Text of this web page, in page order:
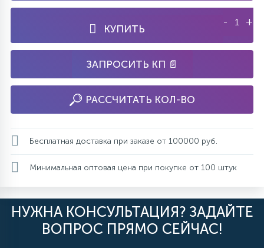
КУПИТЬ
- +
ЗАПРОСИТЬ КП 📄
РАССЧИТАТЬ КОЛ-ВО
Бесплатная доставка при заказе от 100000 руб.
Минимальная оптовая цена при покупке от 100 штук
НУЖНА КОНСУЛЬТАЦИЯ? ЗАДАЙТЕ
ВОПРОС ПРЯМО СЕЙЧАС!